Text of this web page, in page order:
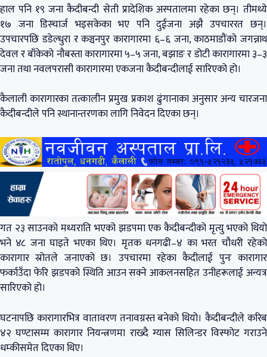
हाल पनि १९ जना कैदीबन्दी सेती प्रादेशिक अस्पतालमा रहेका छन्। तीमध्ये
१७ जना डिस्चार्ज भइसकेका भए पनि दुईजना अझै उपचाररत छन्।
उपचारपछि डडेल्धुरा र कञ्चनपुर कारागारमा ६–६ जना, काठमाडौंको जगन्नाथ
देवल र बाँकेको नौबस्ता कारागारमा ५–५ जना, बझाङ र डोटी कारागारमा ३–३
जना तथा नवलपरासी कारागारमा एकजना कैदीबन्दीलाई सारिएको हो।
कैलाली कारागारका तत्कालीन प्रमुख प्रकाश ढुंगानाका अनुसार अन्य चारजना
कैदीबन्दीले पनि स्थानान्तरणका लागि निवेदन दिएका छन्।
गत २३ साउनको मध्यराति भएको झडपमा एक कैदीबन्दीको मृत्यु भएको थियो
भने ४८ जना घाइते भएका थिए। मृतक धनगढी–४ का भरत चौधरी रहेको
कारागार स्रोतले जनाएको छ। उपचारमा रहेका कैदीलाई पुनः कारागार
फर्काउँदा फेरि झडपको स्थिति आउन सक्ने आकलनसहित उनीहरूलाई अन्यत्र
सारिएको हो।
घटनापछि कारागारभित्र वातावरण तनावग्रस्त बनेको थियो। कैदीबन्दीले करिब
४२ घण्टासम्म कारागार नियन्त्रणमा राख्दै ग्यास सिलिन्डर विस्फोट गराउने
धम्कीसमेत दिएका थिए।